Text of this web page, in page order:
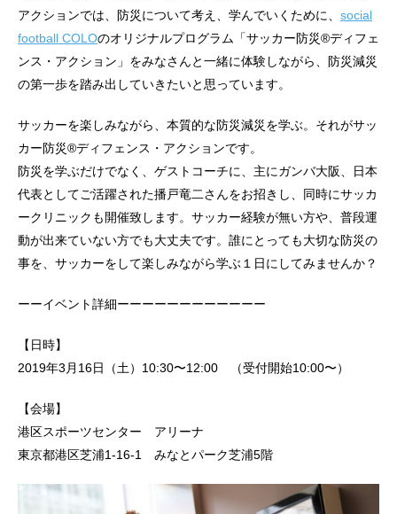
アクションでは、防災について考え、学んでいくために、 social
football COLOのオリジナルプログラム「サッカー防災®︎ディフェ
ンス・アクション」をみなさんと一緒に体験しながら、防災減災
の第一歩を踏み出していきたいと思っています。
サッカーを楽しみながら、本質的な防災減災を学ぶ。それがサッ
カー防災®ディフェンス・アクションです。
防災を学ぶだけでなく、ゲストコーチに、主にガンバ大阪、日本
代表としてご活躍された播戸竜二さんをお招きし、同時にサッカ
ークリニックも開催致します。サッカー経験が無い方や、普段運
動が出来ていない方でも大丈夫です。誰にとっても大切な防災の
事を、サッカーをして楽しみながら学ぶ１日にしてみませんか？
ーーイベント詳細ーーーーーーーーーーーー
【日時】
2019年3月16日（土）10:30〜12:00 （受付開始10:00〜）
【会場】
港区スポーツセンター アリーナ
東京都港区芝浦1-16-1 みなとパーク芝浦5階